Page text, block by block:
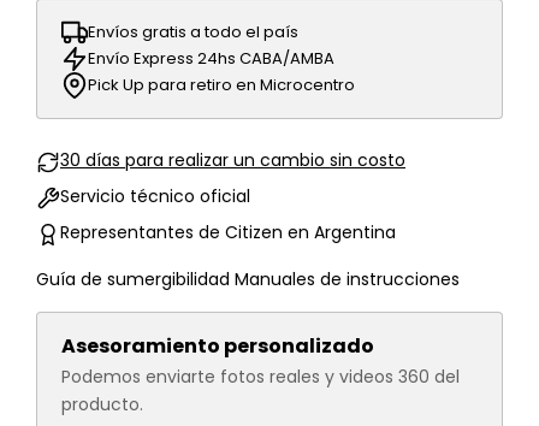
Envíos gratis a todo el país
Envío Express 24hs CABA/AMBA
Pick Up para retiro en Microcentro
30 días para realizar un cambio sin costo
Servicio técnico oficial
Representantes de Citizen en Argentina
Guía de sumergibilidad Manuales de instrucciones
Asesoramiento personalizado
Podemos enviarte fotos reales y videos 360 del
producto.